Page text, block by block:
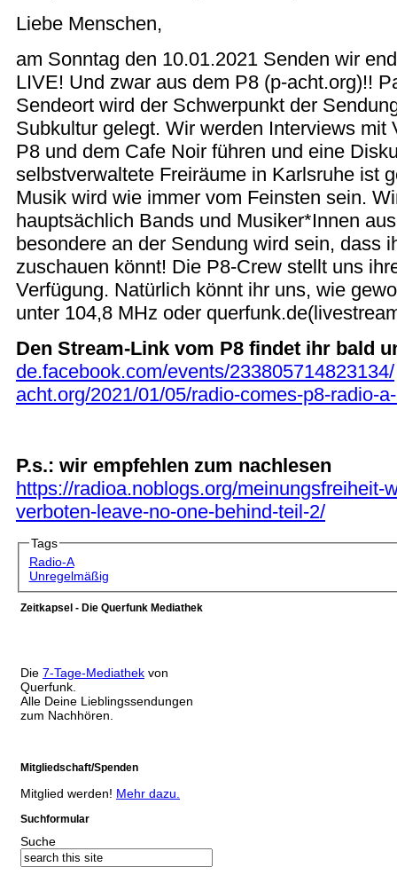
Liebe Menschen,
am Sonntag den 10.01.2021 Senden wir
LIVE! Und zwar aus dem P8 (p-acht.org)!!
Sendeort wird der Schwerpunkt der
Subkultur gelegt. Wir werden Interviews mit
P8 und dem Cafe Noir führen und eine
selbstverwaltete Freiräume in Karlsruhe ist
Musik wird wie immer vom Feinsten sein.
hauptsächlich Bands und Musiker*Innen
besondere an der Sendung wird sein, dass
zuschauen könnt! Die P8-Crew stellt uns
Verfügung. Natürlich könnt ihr uns, wie
unter 104,8 MHz oder
Den Stream-Link vom P8 findet ihr bald
de.facebook.com/events/233805714823134/
acht.org/2021/01/05/radio-comes-p8-radio-
P.s.: wir empfehlen zum nachlesen
https://radioa.noblogs.org/meinungsfreiheit-
verboten-leave-no-one-behind-teil-2/
Tags
Radio-A
Unregelmäßig
Zeitkapsel - Die Querfunk Mediathek
Die 7-Tage-Mediathek von
Querfunk.
Alle Deine Lieblingssendungen
zum Nachhören.
Mitgliedschaft/Spenden
Mitglied werden! Mehr dazu.
Suchformular
Suche